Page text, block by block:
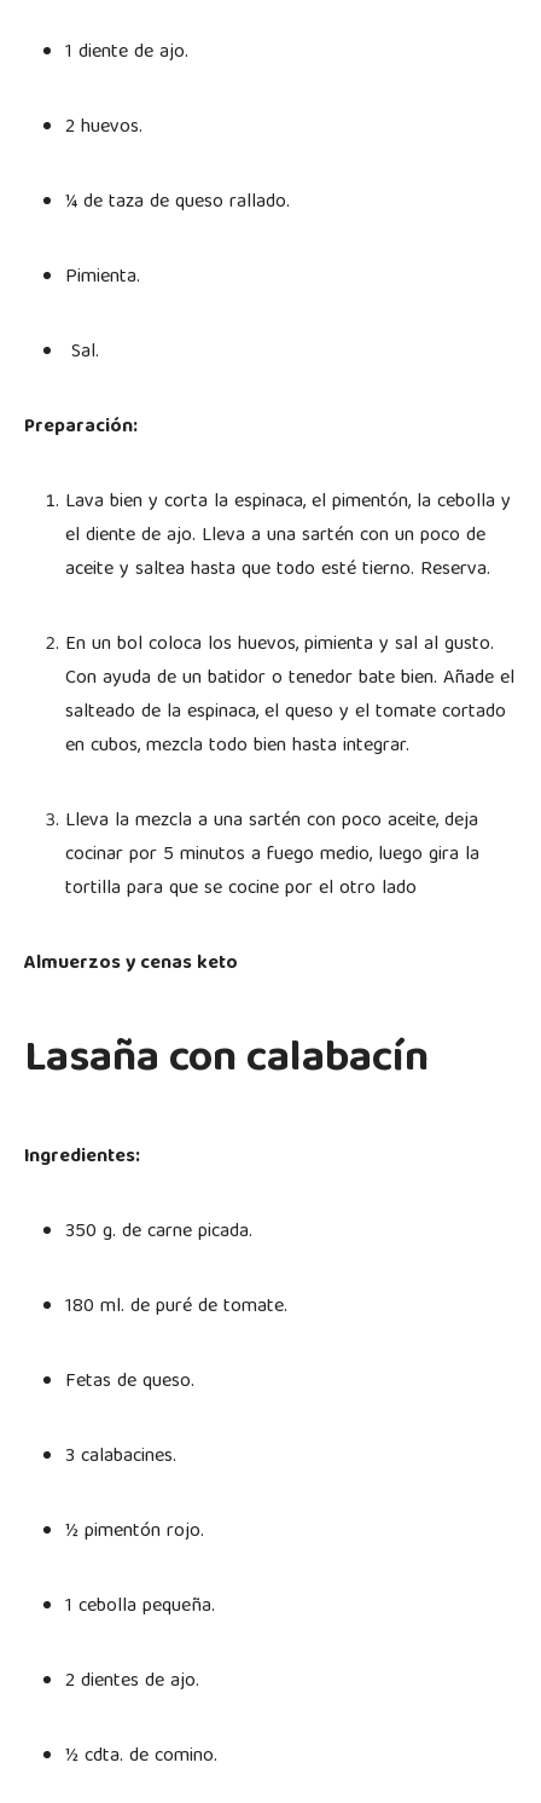
1 diente de ajo.
2 huevos.
¼ de taza de queso rallado.
Pimienta.
Sal.
Preparación:
Lava bien y corta la espinaca, el pimentón, la cebolla y
el diente de ajo. Lleva a una sartén con un poco de
aceite y saltea hasta que todo esté tierno. Reserva.
En un bol coloca los huevos, pimienta y sal al gusto.
Con ayuda de un batidor o tenedor bate bien. Añade el
salteado de la espinaca, el queso y el tomate cortado
en cubos, mezcla todo bien hasta integrar.
Lleva la mezcla a una sartén con poco aceite, deja
cocinar por 5 minutos a fuego medio, luego gira la
tortilla para que se cocine por el otro lado
Almuerzos y cenas keto
Lasaña con calabacín
Ingredientes:
350 g. de carne picada.
180 ml. de puré de tomate.
Fetas de queso.
3 calabacines.
½ pimentón rojo.
1 cebolla pequeña.
2 dientes de ajo.
½ cdta. de comino.